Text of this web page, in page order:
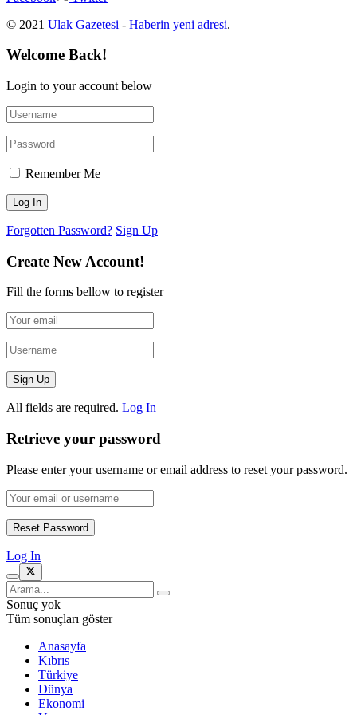
© 2021 Ulak Gazetesi - Haberin yeni adresi.
Welcome Back!
Login to your account below
Remember Me
Forgotten Password? Sign Up
Create New Account!
Fill the forms bellow to register
All fields are required. Log In
Retrieve your password
Please enter your username or email address to reset your password.
Log In
Sonuç yok
Tüm sonuçları göster
Anasayfa
Kıbrıs
Türkiye
Dünya
Ekonomi